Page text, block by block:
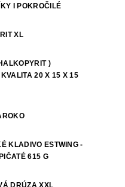
I POKROČILÉ
XL
)
20 X 15 X 15
KLADIVO ESTWING -
615 G